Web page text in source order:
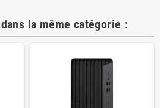
la même catégorie :